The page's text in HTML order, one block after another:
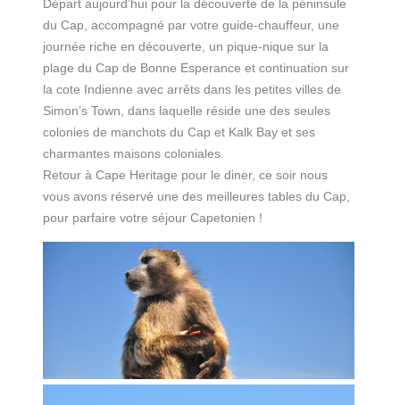
Départ aujourd’hui pour la découverte de la péninsule
du Cap, accompagné par votre guide-chauffeur, une
journée riche en découverte, un pique-nique sur la
plage du Cap de Bonne Esperance et continuation sur
la cote Indienne avec arrêts dans les petites villes de
Simon’s Town, dans laquelle réside une des seules
colonies de manchots du Cap et Kalk Bay et ses
charmantes maisons coloniales.
Retour à Cape Heritage pour le diner, ce soir nous
vous avons réservé une des meilleures tables du Cap,
pour parfaire votre séjour Capetonien !